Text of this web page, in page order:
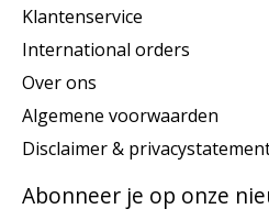
Klantenservice
International orders
Over ons
Algemene voorwaarden
Disclaimer &
Abonneer je op onze